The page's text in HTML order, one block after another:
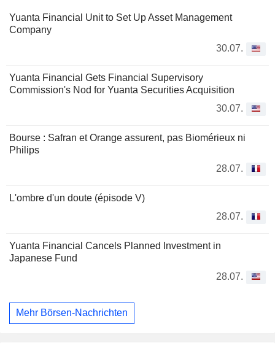
Yuanta Financial Unit to Set Up Asset Management
Company
30.07.
Yuanta Financial Gets Financial Supervisory
Commission's Nod for Yuanta Securities Acquisition
30.07.
Bourse : Safran et Orange assurent, pas Biomérieux ni
Philips
28.07.
L'ombre d'un doute (épisode V)
28.07.
Yuanta Financial Cancels Planned Investment in
Japanese Fund
28.07.
Mehr Börsen-Nachrichten